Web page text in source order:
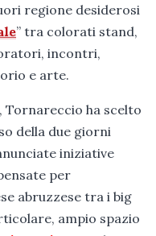
regione desiderosi
” tra colorati stand,
incontri,
e arte.
Tornareccio ha scelto
della due giorni
iniziative
per
abruzzese tra i big
ampio spazio